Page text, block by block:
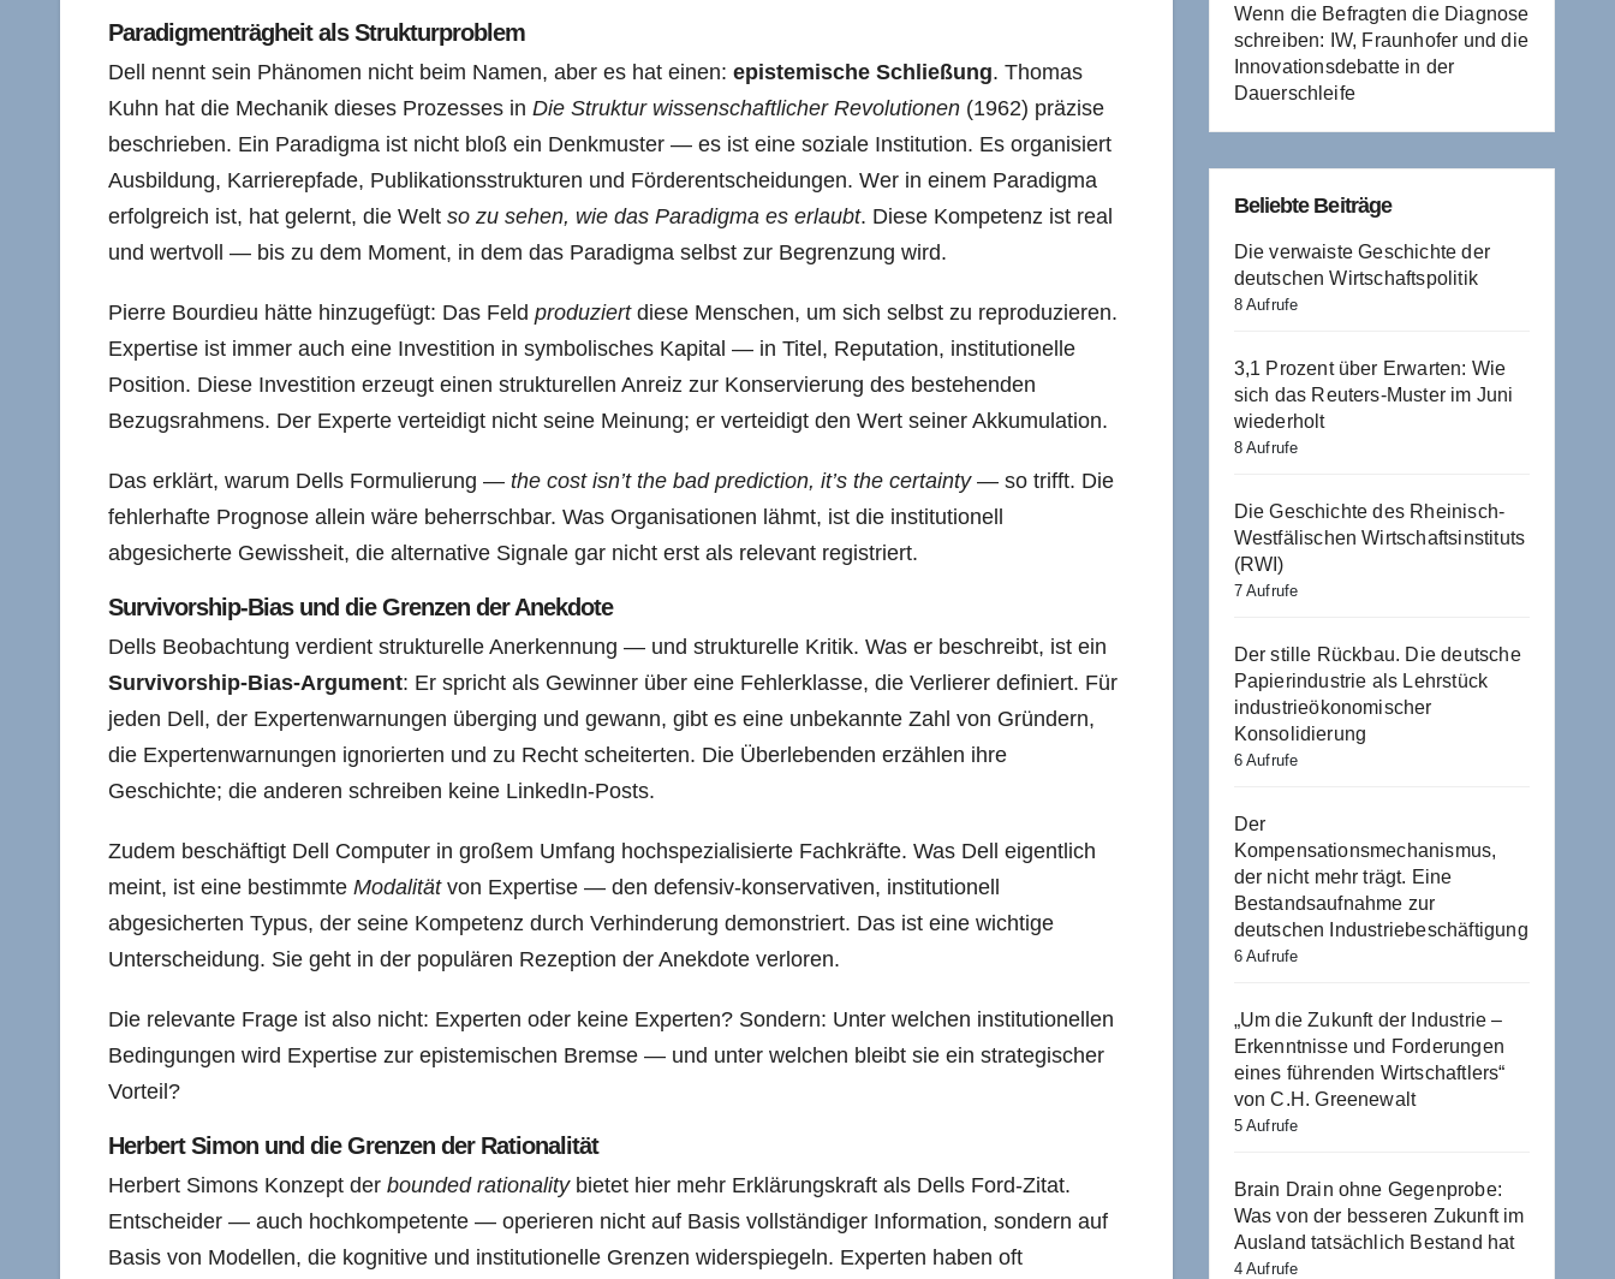
Paradigmenträgheit als Strukturproblem
Dell nennt sein Phänomen nicht beim Namen, aber es hat einen: epistemische Schließung. Thomas
Kuhn hat die Mechanik dieses Prozesses in Die Struktur wissenschaftlicher Revolutionen (1962) präzise
beschrieben. Ein Paradigma ist nicht bloß ein Denkmuster — es ist eine soziale Institution. Es organisiert
Ausbildung, Karrierepfade, Publikationsstrukturen und Förderentscheidungen. Wer in einem Paradigma
erfolgreich ist, hat gelernt, die Welt so zu sehen, wie das Paradigma es erlaubt. Diese Kompetenz ist real
und wertvoll — bis zu dem Moment, in dem das Paradigma selbst zur Begrenzung wird.
Pierre Bourdieu hätte hinzugefügt: Das Feld produziertdiese Menschen, um sich selbst zu reproduzieren.
Expertise ist immer auch eine Investition in symbolisches Kapital — in Titel, Reputation, institutionelle
Position. Diese Investition erzeugt einen strukturellen Anreiz zur Konservierung des bestehenden
Bezugsrahmens. Der Experte verteidigt nicht seine Meinung; er verteidigt den Wert seiner Akkumulation.
Das erklärt, warum Dells Formulierung — the cost isn’t the bad prediction, it’s the certainty— so trifft. Die
fehlerhafte Prognose allein wäre beherrschbar. Was Organisationen lähmt, ist die institutionell
abgesicherte Gewissheit, die alternative Signale gar nicht erst als relevant registriert.
Survivorship-Bias und die Grenzen der Anekdote
Dells Beobachtung verdient strukturelle Anerkennung — und strukturelle Kritik. Was er beschreibt, ist ein
Survivorship-Bias-Argument: Er spricht als Gewinner über eine Fehlerklasse, die Verlierer definiert. Für
jeden Dell, der Expertenwarnungen überging und gewann, gibt es eine unbekannte Zahl von Gründern,
die Expertenwarnungen ignorierten und zu Recht scheiterten. Die Überlebenden erzählen ihre
Geschichte; die anderen schreiben keine LinkedIn-Posts.
Zudem beschäftigt Dell Computer in großem Umfang hochspezialisierte Fachkräfte. Was Dell eigentlich
meint, ist eine bestimmte Modalitätvon Expertise — den defensiv-konservativen, institutionell
abgesicherten Typus, der seine Kompetenz durch Verhinderung demonstriert. Das ist eine wichtige
Unterscheidung. Sie geht in der populären Rezeption der Anekdote verloren.
Die relevante Frage ist also nicht: Experten oder keine Experten? Sondern: Unter welchen institutionellen
Bedingungen wird Expertise zur epistemischen Bremse — und unter welchen bleibt sie ein strategischer
Vorteil?
Herbert Simon und die Grenzen der Rationalität
Herbert Simons Konzept der bounded rationalitybietet hier mehr Erklärungskraft als Dells Ford-Zitat.
Entscheider — auch hochkompetente — operieren nicht auf Basis vollständiger Information, sondern auf
Basis von Modellen, die kognitive und institutionelle Grenzen widerspiegeln. Experten haben oft
Wenn die Befragten die Diagnose
schreiben: IW, Fraunhofer und die
Innovationsdebatte in der
Dauerschleife
Beliebte Beiträge
Die verwaiste Geschichte der
deutschen Wirtschaftspolitik
8 Aufrufe
3,1 Prozent über Erwarten: Wie
sich das Reuters-Muster im Juni
wiederholt
8 Aufrufe
Die Geschichte des Rheinisch-
Westfälischen Wirtschaftsinstituts
(RWI)
7 Aufrufe
Der stille Rückbau. Die deutsche
Papierindustrie als Lehrstück
industrieökonomischer
Konsolidierung
6 Aufrufe
Der
Kompensationsmechanismus,
der nicht mehr trägt. Eine
Bestandsaufnahme zur
deutschen Industriebeschäftigung
6 Aufrufe
„Um die Zukunft der Industrie –
Erkenntnisse und Forderungen
eines führenden Wirtschaftlers“
von C.H. Greenewalt
5 Aufrufe
Brain Drain ohne Gegenprobe:
Was von der besseren Zukunft im
Ausland tatsächlich Bestand hat
4 Aufrufe